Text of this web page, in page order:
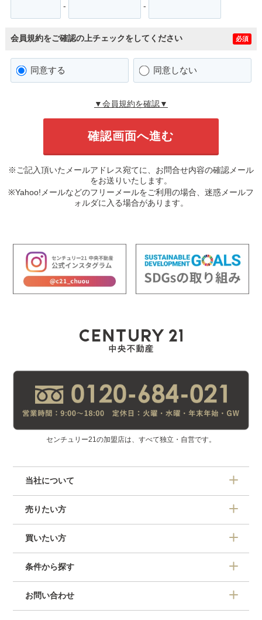
- -
会員規約をご確認の上チェックをしてください 必須
同意する 同意しない
▼会員規約を確認▼
※ご記入頂いたメールアドレス宛てに、お問合せ内容の確認メール
をお送りいたします。
※Yahoo!メールなどのフリーメールをご利用の場合、迷惑メールフ
ォルダに入る場合があります。
センチュリー21の加盟店は、すべて独立・自営です。
当社について
売りたい方
買いたい方
条件から探す
お問い合わせ